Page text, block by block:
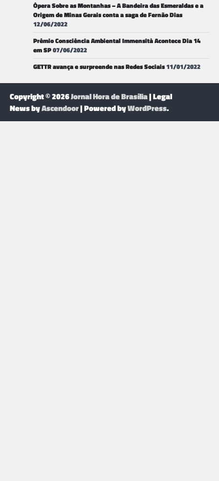
Ópera Sobre as Montanhas – A Bandeira das Esmeraldas e a
Origem de Minas Gerais conta a saga de Fernão Dias
12/06/2022
Prêmio Consciência Ambiental Immensità Acontece Dia 14
em SP07/06/2022
GETTR avança e surpreende nas Redes Sociais11/01/2022
Copyright © 2026Jornal Hora de Brasília| Legal
News byAscendoor| Powered byWordPress.